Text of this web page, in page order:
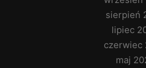
sierpień
lipiec
czerwiec
maj